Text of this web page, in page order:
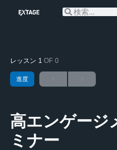
レッスン 1 OF 0
進度
高エンゲージ
ミナー